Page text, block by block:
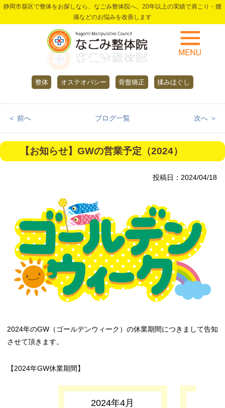
静岡市葵区で整体をお探しなら、なごみ整体院へ。20年以上の実績で肩こり・腰
痛などのお悩みを改善します
整体 オステオパシー 骨盤矯正 揉みほぐし
＜ 前へ ブログ一覧 次へ ＞
【お知らせ】GWの営業予定（2024）
投稿日：2024/04/18
2024年のGW（ゴールデンウィーク）の休業期間につきまして告知
させて頂きます。
【2024年GW休業期間】
2024年4月